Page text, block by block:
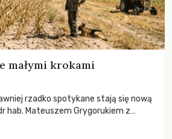
małymi krokami
rzadko spotykane stają się nową
hab. Mateuszem Grygorukiem z